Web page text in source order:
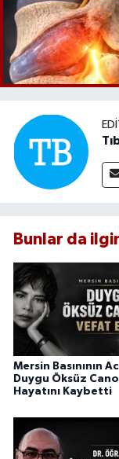
Bunlar da
Mersin Basınının
Duygu Öksüz
Hayatını Kaybetti